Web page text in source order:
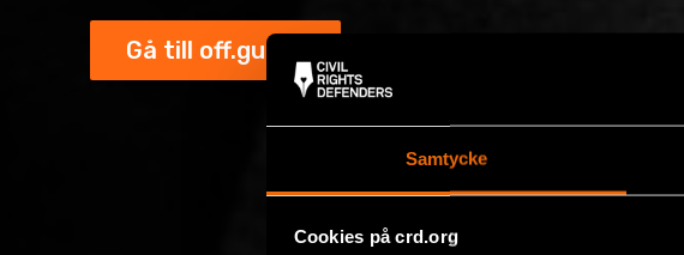
Samtycke
Cookies på crd.org
Gå till off.guard